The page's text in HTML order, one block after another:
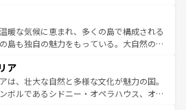
で観光を楽しむこともできる。 なお、新
はコンテンツ一覧 を参照してほしい。
市は、観光、ショッピング、エンターテイ
った刺激的なスポットだ。一方、アメリカ
が広がり、グランドキャニオンやイエロー
リンズでは、音楽と美食が融合した独特の
行者はアメリカの各地域で異なる魅力を楽
の多様性と豊かな歴史を感じることができ
暖な気候に恵まれ、多くの島で構成される
島も独自の魅力をもっている。大自然の神
ない。また、定番の観光地といえばオアフ
自然を求めるならマウイ島やカウアイ島が
ラルドグリーンに輝く海をはじめ、豊かな
ア
は、壮大な自然と多様な文化が魅力の国。
ボルであるシドニー・オペラハウス、オー